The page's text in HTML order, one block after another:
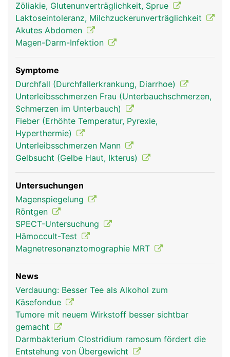
dünndarm frau dünndarm mann
Zöliakie, Glutenunverträglichkeit, Sprue
Laktoseintoleranz, Milchzuckerunverträglichkeit
Akutes Abdomen
Magen-Darm-Infektion
Symptome
Durchfall (Durchfallerkrankung, Diarrhoe)
Unterleibsschmerzen Frau (Unterbauchschmerzen,
Schmerzen im Unterbauch)
Fieber (Erhöhte Temperatur, Pyrexie,
Hyperthermie)
Unterleibsschmerzen Mann
Gelbsucht (Gelbe Haut, Ikterus)
Untersuchungen
Magenspiegelung
Röntgen
SPECT-Untersuchung
Hämoccult-Test
Magnetresonanztomographie MRT
News
Verdauung: Besser Tee als Alkohol zum
Käsefondue
Tumore mit neuem Wirkstoff besser sichtbar
gemacht
Darmbakterium Clostridium ramosum fördert die
Entstehung von Übergewicht